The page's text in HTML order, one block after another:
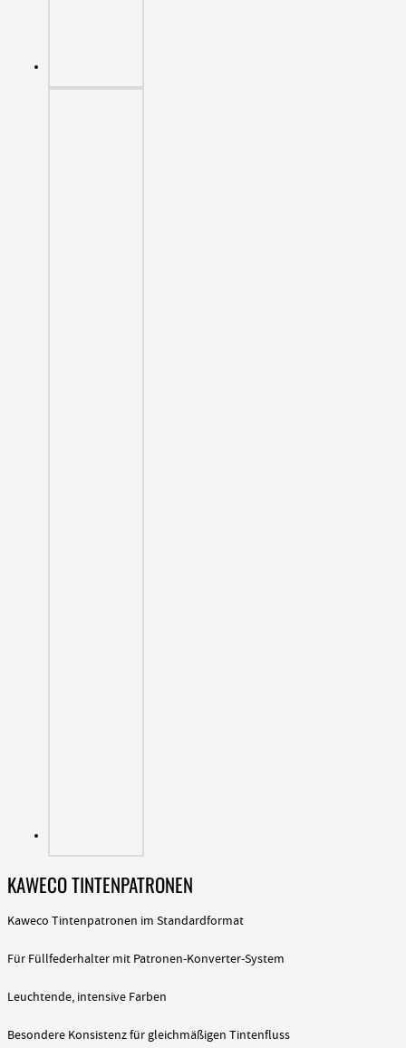
KAWECO TINTENPATRONEN
Kaweco Tintenpatronen im Standardformat
Für Füllfederhalter mit Patronen-Konverter-System
Leuchtende, intensive Farben
Besondere Konsistenz für gleichmäßigen Tintenfluss